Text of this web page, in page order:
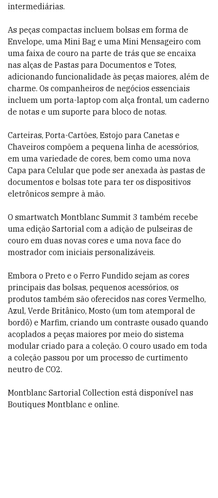
intermediárias.
As peças compactas incluem bolsas em forma de
Envelope, uma Mini Bag e uma Mini Mensageiro com
uma faixa de couro na parte de trás que se encaixa
nas alças de Pastas para Documentos e Totes,
adicionando funcionalidade às peças maiores, além de
charme. Os companheiros de negócios essenciais
incluem um porta-laptop com alça frontal, um caderno
de notas e um suporte para bloco de notas.
Carteiras, Porta-Cartões, Estojo para Canetas e
Chaveiros compõem a pequena linha de acessórios,
em uma variedade de cores, bem como uma nova
Capa para Celular que pode ser anexada às pastas de
documentos e bolsas tote para ter os dispositivos
eletrônicos sempre à mão.
O smartwatch Montblanc Summit 3 também recebe
uma edição Sartorial com a adição de pulseiras de
couro em duas novas cores e uma nova face do
mostrador com iniciais personalizáveis.
Embora o Preto e o Ferro Fundido sejam as cores
principais das bolsas, pequenos acessórios, os
produtos também são oferecidos nas cores Vermelho,
Azul, Verde Britânico, Mosto (um tom atemporal de
bordô) e Marfim, criando um contraste ousado quando
acoplados a peças maiores por meio do sistema
modular criado para a coleção. O couro usado em toda
a coleção passou por um processo de curtimento
neutro de CO2.
Montblanc Sartorial Collection está disponível nas
Boutiques Montblanc e online.